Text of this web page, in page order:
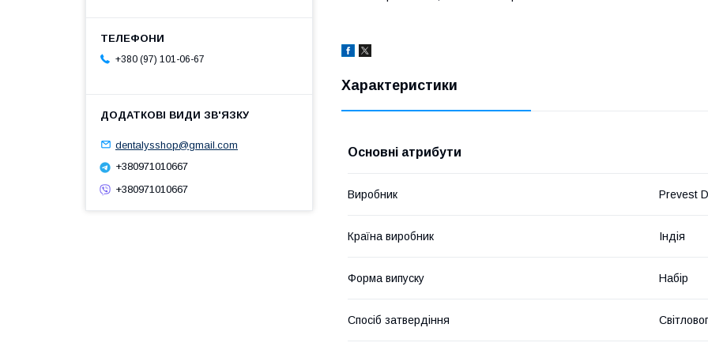
Характеристики
Основні атрибути
Виробник Prevest
Країна виробник Індія
Форма випуску Набір
Спосіб затвердіння
+380 (97) 101-06-67
dentalysshop@gmail.com
+380971010667
+380971010667